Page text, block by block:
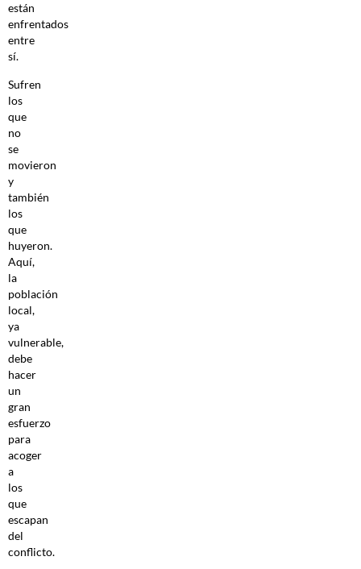
están
enfrentados
entre
sí.
Sufren
los
que
no
se
movieron
y
también
los
que
huyeron.
Aquí,
la
población
local,
ya
vulnerable,
debe
hacer
un
gran
esfuerzo
para
acoger
a
los
que
escapan
del
conflicto.